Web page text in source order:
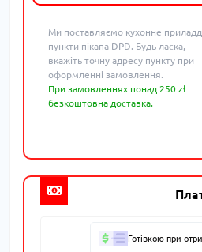
Ми поставляємо кухонне
пункти пікапа DPD. Будь ласка,
вкажіть точну адресу пункту при
оформленні замовлення.
При замовленнях понад 250 zł
безкоштовна доставка.
Готівкою при